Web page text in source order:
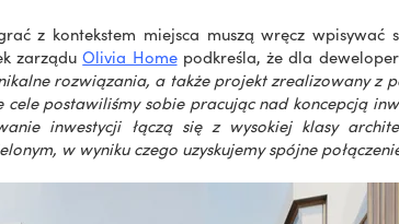
z kontekstem miejsca muszą wręcz
zarząduOlivia Homepodkreśla, że dla
rozwiązania, a także projekt zrealizowany z
postawiliśmy sobie pracując nad koncepcją
inwestycji łączą się z wysokiej klasy
w wyniku czego uzyskujemy spójne